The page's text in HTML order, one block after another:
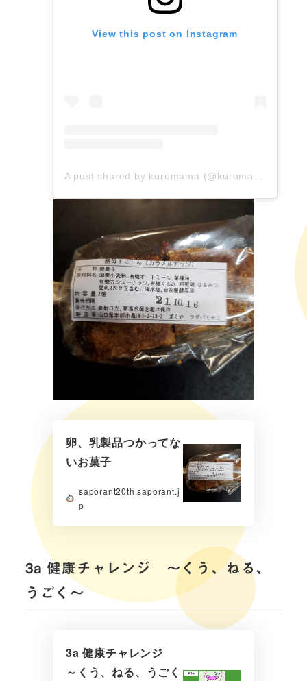
View this post on Instagram
卵、乳製品つかってな
いお菓子
saporant20th.saporant.j
p
3a 健康チャレンジ ～くう、ねる、
うごく〜
3a 健康チャレンジ
～くう、ねる、うごく